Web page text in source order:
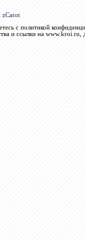
zCarot
с политикой
и ссылки на www.kroi.ru,